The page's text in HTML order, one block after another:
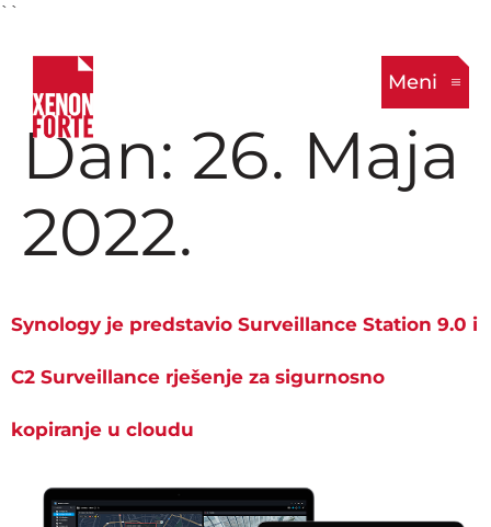
``
Meni
Dan: 26. Maja
2022.
Synology je predstavio Surveillance Station 9.0 i
C2 Surveillance rješenje za sigurnosno
kopiranje u cloudu